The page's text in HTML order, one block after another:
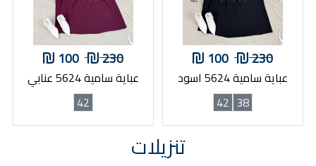
230
100
عباية سامية 5624 اسود
38
42
230
100
عباية سامية 5624 عنابي
42
تنزيلات